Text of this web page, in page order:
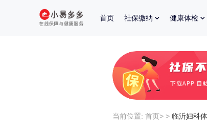
首页 社保缴纳 健康体检
当前位置: 首页> > 临沂妇科